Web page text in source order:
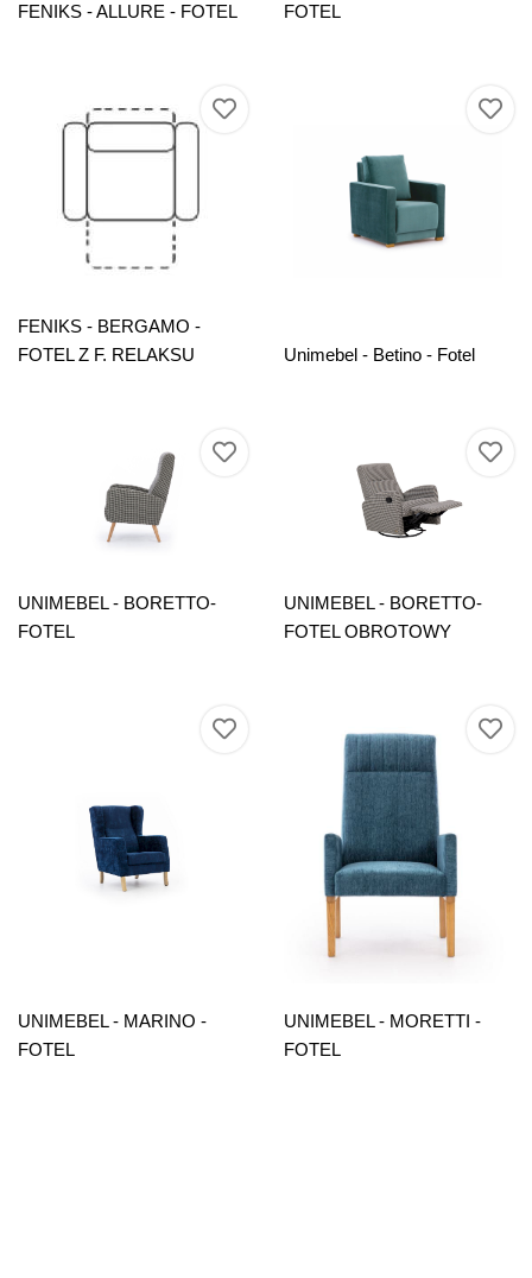
FENIKS - ALLURE - FOTEL
FOTEL
FENIKS - BERGAMO -
FOTEL Z F. RELAKSU
Unimebel - Betino - Fotel
UNIMEBEL - BORETTO-
FOTEL
UNIMEBEL - BORETTO-
FOTEL OBROTOWY
UNIMEBEL - MARINO -
FOTEL
UNIMEBEL - MORETTI -
FOTEL